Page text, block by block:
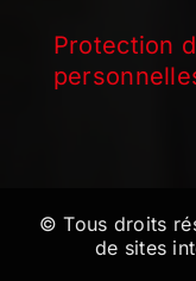
Protection
© Tous droits
de sites